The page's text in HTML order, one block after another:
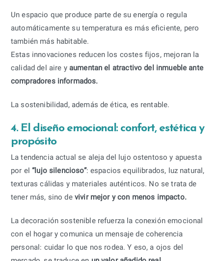
Un espacio que produce parte de su energía o regula
automáticamente su temperatura es más eficiente, pero
también más habitable.
Estas innovaciones reducen los costes fijos, mejoran la
calidad del aire y aumentan el atractivo del inmueble ante
compradores informados.
La sostenibilidad, además de ética, es rentable.
4. El diseño emocional: confort, estética y
propósito
La tendencia actual se aleja del lujo ostentoso y apuesta
por el“lujo silencioso”: espacios equilibrados, luz natural,
texturas cálidas y materiales auténticos. No se trata de
tener más, sino de vivir mejor y con menos impacto.
La decoración sostenible refuerza la conexión emocional
con el hogar y comunica un mensaje de coherencia
personal: cuidar lo que nos rodea. Y eso, a ojos del